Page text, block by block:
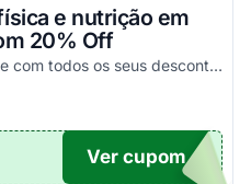
e nutrição em
20% Off
Desbloqueie agora e aproveite com todos os seus descontos!
A20
Ver cupom